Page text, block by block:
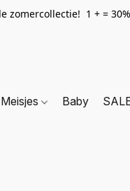
zomercollectie! 1 + =
Meisjes Baby